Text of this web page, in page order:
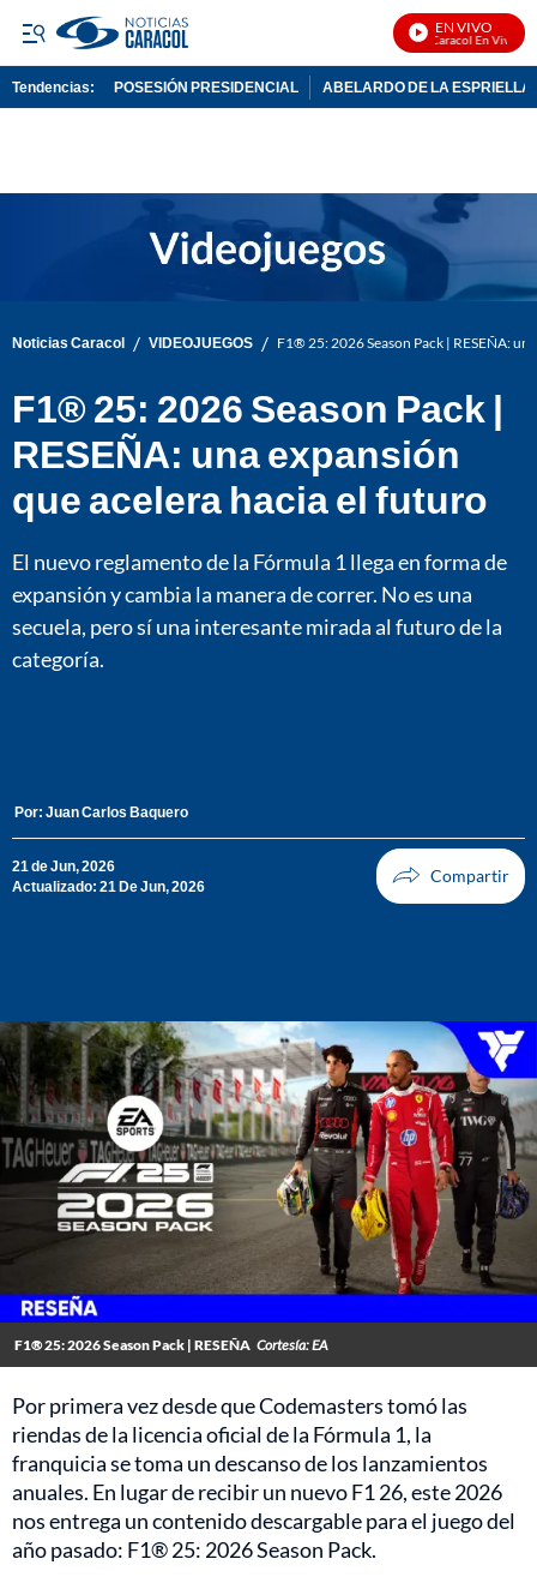
EN VIVO
Noticias Caracol En Vivo
Tendencias: POSESIÓN PRESIDENCIAL ABELARDO DE LA ESPRIELLA
Noticias Caracol / VIDEOJUEGOS / F1® 25: 2026 Season Pack | RESEÑA:
F1® 25: 2026 Season Pack |
RESEÑA: una expansión
que acelera hacia el futuro
El nuevo reglamento de la Fórmula 1 llega en forma de
expansión y cambia la manera de correr. No es una
secuela, pero sí una interesante mirada al futuro de la
categoría.
Por: Juan Carlos Baquero
21 de Jun, 2026
Actualizado: 21 De Jun, 2026
F1® 25: 2026 Season Pack | RESEÑA Cortesía: EA
Por primera vez desde que Codemasters tomó las
riendas de la licencia oficial de la Fórmula 1, la
franquicia se toma un descanso de los lanzamientos
anuales. En lugar de recibir un nuevo F1 26, este 2026
nos entrega un contenido descargable para el juego del
año pasado: F1® 25: 2026 Season Pack.